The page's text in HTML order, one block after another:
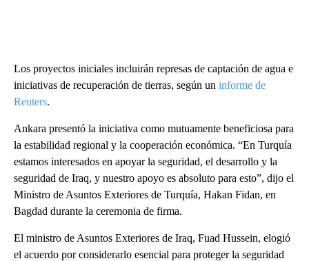
Los proyectos iniciales incluirán represas de captación de agua e
iniciativas de recuperación de tierras, según un informe de
Reuters.
Ankara presentó la iniciativa como mutuamente beneficiosa para
la estabilidad regional y la cooperación económica. “En Turquía
estamos interesados en apoyar la seguridad, el desarrollo y la
seguridad de Iraq, y nuestro apoyo es absoluto para esto”, dijo el
Ministro de Asuntos Exteriores de Turquía, Hakan Fidan, en
Bagdad durante la ceremonia de firma.
El ministro de Asuntos Exteriores de Iraq, Fuad Hussein, elogió
el acuerdo por considerarlo esencial para proteger la seguridad